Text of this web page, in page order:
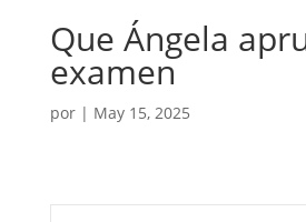
Que Ángela
examen
por | May 15, 2025